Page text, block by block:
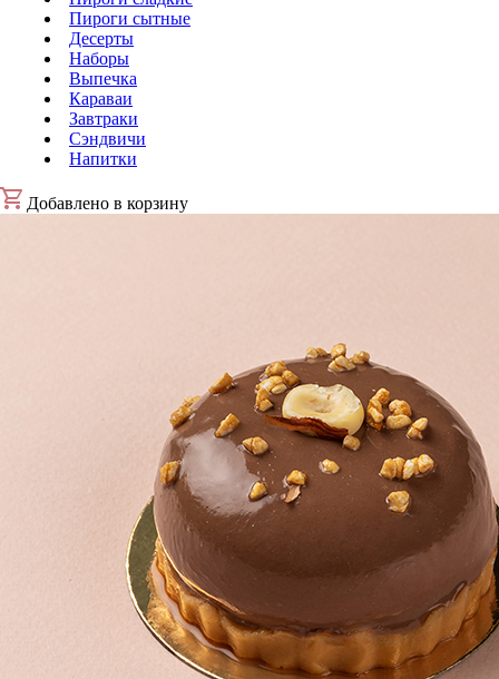
Пироги сытные
Десерты
Наборы
Выпечка
Караваи
Завтраки
Сэндвичи
Напитки
Добавлено в корзину